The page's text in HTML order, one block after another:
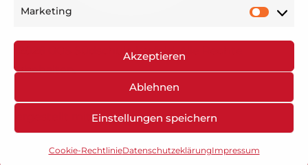
Marketing
Akzeptieren
Ablehnen
Einstellungen speichern
Cookie-RechtlinieDatenschutzeklärungImpressum
© 2026 GGS Südschule Krefeld. Alle Rechte
vorbehalten.
Davydova-Webdesign